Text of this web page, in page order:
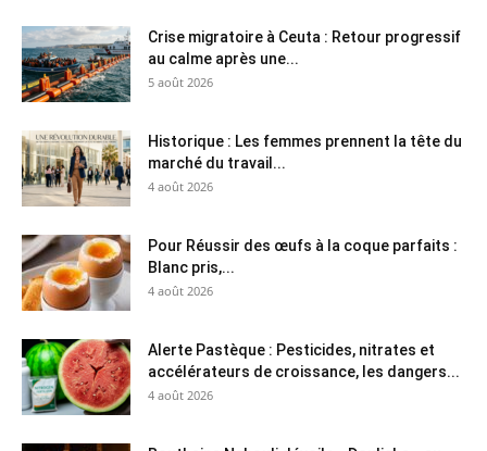
Crise migratoire à Ceuta : Retour progressif
au calme après une...
5 août 2026
Historique : Les femmes prennent la tête du
marché du travail...
4 août 2026
Pour Réussir des œufs à la coque parfaits :
Blanc pris,...
4 août 2026
Alerte Pastèque : Pesticides, nitrates et
accélérateurs de croissance, les dangers...
4 août 2026